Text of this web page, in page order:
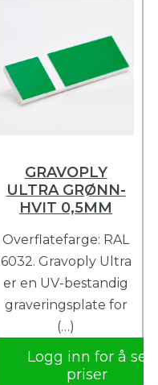
GRAVOPLY
ULTRA GRØNN-
HVIT 0,5MM
Overflatefarge: RAL
6032. Gravoply Ultra
er en UV-bestandig
graveringsplate for
(…)
Logg inn for å se
priser